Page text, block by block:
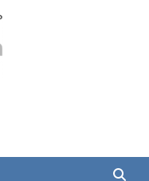
война
в Новороссии, ДНР,